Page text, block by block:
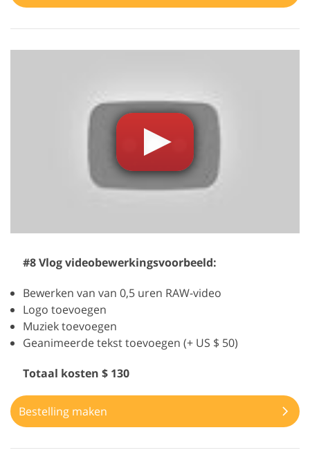
#8 Vlog videobewerkingsvoorbeeld:
Bewerken van van 0,5 uren RAW-video
Logo toevoegen
Muziek toevoegen
Geanimeerde tekst toevoegen (+ US $ 50)
Totaal kosten $ 130
Bestelling maken